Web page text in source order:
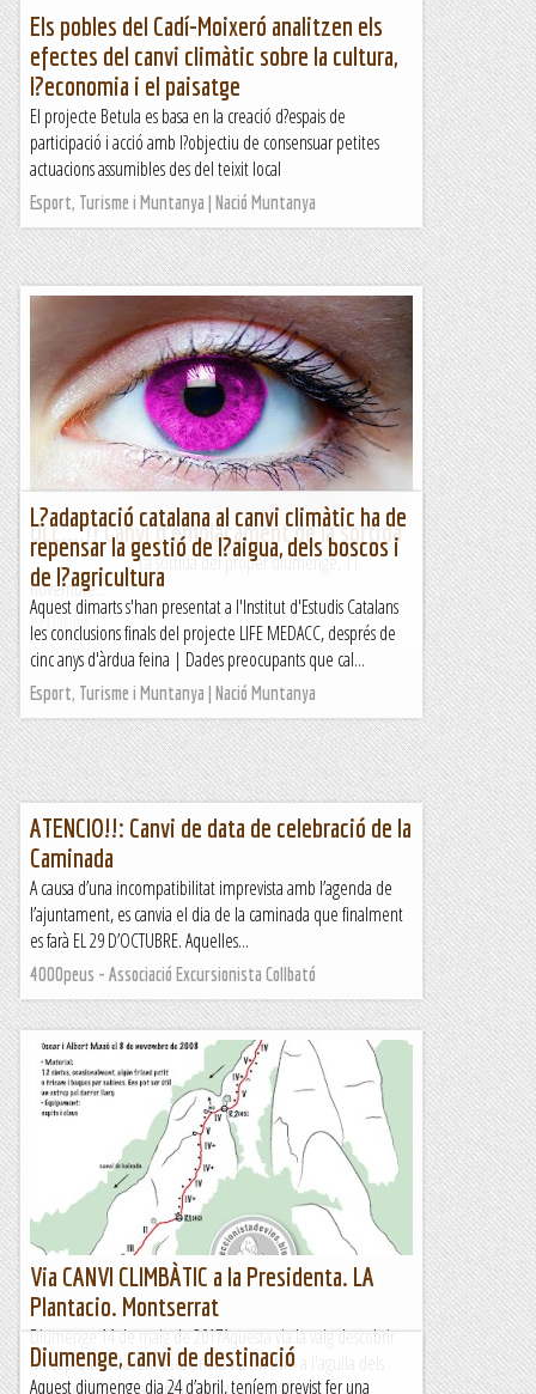
Els pobles del Cadí-Moixeró analitzen els
efectes del canvi climàtic sobre la cultura,
l?economia i el paisatge
El projecte Betula es basa en la creació d?espais de
participació i acció amb l?objectiu de consensuar petites
actuacions assumibles des del teixit local
Esport, Turisme i Muntanya | Nació Muntanya
ULL....!! Canvi d'emplaçament de la sortida
La sortida del proper diumenge, 11
novembre...
Petjacims
L?adaptació catalana al canvi climàtic ha de
repensar la gestió de l?aigua, dels boscos i
de l?agricultura
Aquest dimarts s'han presentat a l'Institut d'Estudis Catalans
les conclusions finals del projecte LIFE MEDACC, després de
cinc anys d'àrdua feina | Dades preocupants que cal...
Esport, Turisme i Muntanya | Nació Muntanya
ATENCIO!!: Canvi de data de celebració de la
Caminada
A causa d’una incompatibilitat imprevista amb l’agenda de
l’ajuntament, es canvia el dia de la caminada que finalment
es farà EL 29 D’OCTUBRE. Aquelles...
4000peus - Associació Excursionista Collbató
Via CANVI CLIMBÀTIC a la Presidenta. LA
Plantacio. Montserrat
Diumenge 14 de maig de 2017Aquesta via la vaig descobrir
un cop que estàvem escalant la via INFINITI a l'agulla dels
Diumenge, canvi de destinació
Aquest diumenge dia 24 d’abril, teníem previst fer una